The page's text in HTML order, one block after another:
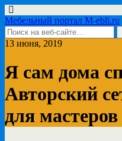
Мебельный портал M-ebli.ru
13 июня, 2019
Я сам дома
Авторский
для